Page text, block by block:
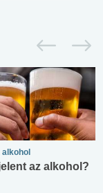
alkohol
az alkohol?